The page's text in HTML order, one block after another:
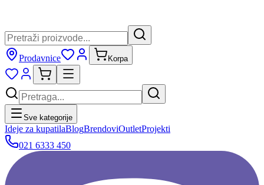
Prodavnice Korpa
Sve kategorije
Ideje za kupatilaBlogBrendoviOutletProjekti
021 6333 450